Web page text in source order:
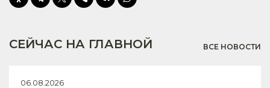
СЕЙЧАС НА ГЛАВНОЙ ВСЕ НОВОСТИ
06.08.2026